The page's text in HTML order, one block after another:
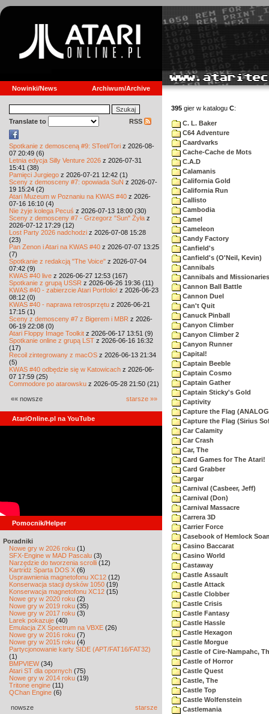
Nowinki/News Archiwum/Archive
Translate to RSS
Spotkanie z demosceną #9: STeel/Tori z 2026-08-
07 20:49 (6)
Letnia edycja Silly Venture 2026 z 2026-07-31
15:41 (38)
Pamięci Jurgiego z 2026-07-21 12:42 (1)
Sceny z demosceny #7: opowiada SuN z 2026-07-
19 15:24 (2)
Atari Muzeum w Poznaniu na KWAS #40 z 2026-
07-16 16:10 (4)
Nie żyje kolega Pecuś z 2026-07-13 18:00 (30)
Sceny z demosceny #7 - Grzegorz "Sun" Żyła z
2026-07-12 17:29 (12)
Lost Party 2026 nadchodzi z 2026-07-08 15:28
(23)
Pan Zenon i Atari na KWAS #40 z 2026-07-07 13:25
(7)
Spotkanie z redakcją "The Voice" z 2026-07-04
07:42 (9)
KWAS #40 live z 2026-06-27 12:53 (167)
Spotkanie z grupą USSR z 2026-06-26 19:36 (11)
KWAS #40 - zabierzcie Atari Portfolio! z 2026-06-23
08:12 (0)
KWAS #40 - naprawa retrosprzętu z 2026-06-21
17:15 (1)
Sceny z demosceny #7 z Bigerem i MBR z 2026-
06-19 22:08 (0)
Atari Floppy Image Toolkit z 2026-06-17 13:51 (9)
Spotkanie online z grupą LST z 2026-06-16 16:32
(17)
Recoil zintegrowany z macOS z 2026-06-13 21:34
(5)
KWAS #40 odbędzie się w Katowicach z 2026-06-
07 17:59 (25)
Commodore po atarowsku z 2026-05-28 21:50 (21)
«« nowsze starsze »»
AtariOnline.pl na YouTube
Pomocnik/Helper
Poradniki
Nowe gry w 2026 roku (1)
SFX-Engine w MAD Pascalu (3)
Narzędzie do tworzenia scrolli (12)
Kartridż Sparta DOS X (6)
Usprawnienia magnetofonu XC12 (12)
Konserwacja stacji dysków 1050 (19)
Konserwacja magnetofonu XC12 (15)
Nowe gry w 2020 roku (2)
Nowe gry w 2019 roku (35)
Nowe gry w 2017 roku (3)
Larek pokazuje (40)
Emulacja ZX Spectrum na VBXE (26)
Nowe gry w 2016 roku (7)
Nowe gry w 2015 roku (4)
Partycjonowanie karty SIDE (APT/FAT16/FAT32)
(1)
BMPVIEW(34)
Atari ST dla opornych (75)
Nowe gry w 2014 roku (19)
Tritone engine (11)
QChan Engine (6)
nowsze starsze
395 gier w katalogu C:
C. L. Baker
C64 Adventure
Caardvarks
Cache-Cache de Mots
C.A.D
Calamanis
California Gold
California Run
Callisto
Cambodia
Camel
Cameleon
Candy Factory
Canfield's
Canfield's (O'Neil, Kevin)
Cannibals
Cannibals and Missionaries
Cannon Ball Battle
Cannon Duel
Can't Quit
Canuck Pinball
Canyon Climber
Canyon Climber 2
Canyon Runner
Capital!
Captain Beeble
Captain Cosmo
Captain Gather
Captain Sticky's Gold
Captivity
Capture the Flag
Capture the Flag (Sirius
Car Calamity
Car Crash
Car, The
Card Games for The Atari!
Card Grabber
Cargar
Carnival (Casbeer, Jeff)
Carnival (Don)
Carnival Massacre
Carrera 3D
Carrier Force
Casebook of Hemlock
Casino Baccarat
Casino World
Castaway
Castle Assault
Castle Attack
Castle Clobber
Castle Crisis
Castle Fantasy
Castle Hassle
Castle Hexagon
Castle Morgue
Castle of Cire-Nampahc,
Castle of Horror
Castle Quest
Castle, The
Castle Top
Castle Wolfenstein
Castlemania